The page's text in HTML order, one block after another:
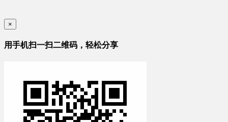
×
用手机扫一扫二维码，轻松分享